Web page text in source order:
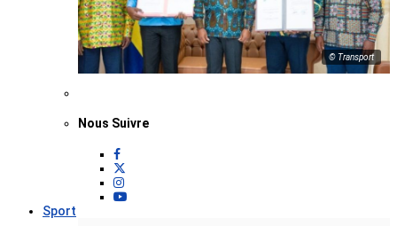
© Transport
Nous Suivre
Sport